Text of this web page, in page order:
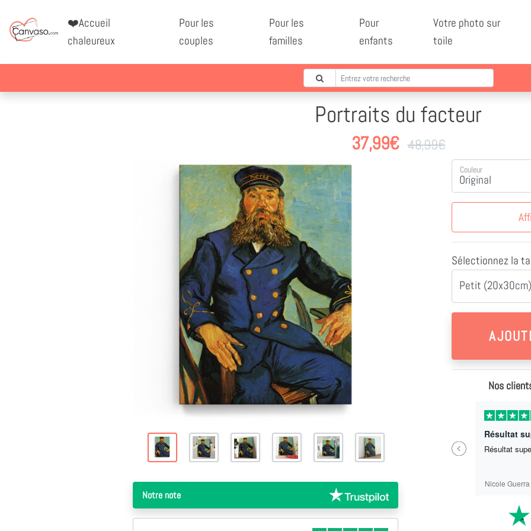
❤️Accueil
chaleureux
Pour les
couples
Pour les
familles
Pour
enfants
Votre photo sur
toile
Portraits du facteur
37,99€ 48,99€
Notre note
Couleur
Sélectionnez la
Petit
Nos
Previous
Il y a 1 ans
Excellent produit qualité parfait merci à vous
Excellent produit qualité parfait merci à
Raphaël Bertrand
Parfait ras
Parfait ras
Sébastien Labrit
Résultat
Résultat
Nicole Guerra